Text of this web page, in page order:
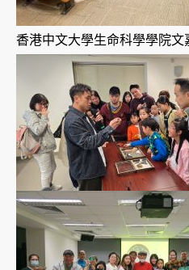
香港中文大學生命科學學院文